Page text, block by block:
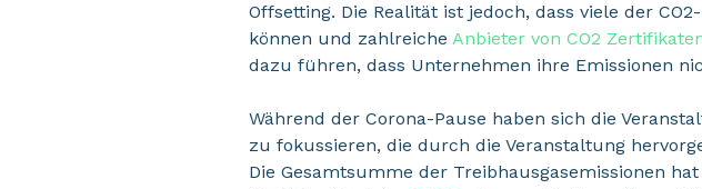
Offsetting. Die Realität ist jedoch, dass viele der
können und zahlreiche Anbieter von CO2
dazu führen, dass Unternehmen ihre Emissionen
Während der Corona-Pause haben sich die
zu fokussieren, die durch die Veranstaltung
Die Gesamtsumme der Treibhausgasemissionen